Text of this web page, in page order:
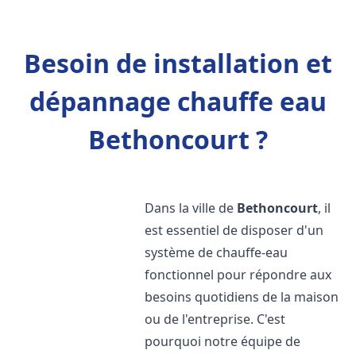
Besoin de installation et
dépannage chauffe eau
Bethoncourt ?
Dans la ville de Bethoncourt, il
est essentiel de disposer d'un
système de chauffe-eau
fonctionnel pour répondre aux
besoins quotidiens de la maison
ou de l'entreprise. C'est
pourquoi notre équipe de